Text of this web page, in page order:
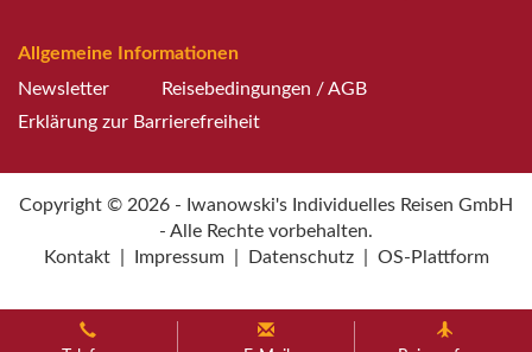
Allgemeine Informationen
Newsletter
Reisebedingungen / AGB
Erklärung zur Barrierefreiheit
Copyright © 2026 - Iwanowski's Individuelles Reisen GmbH
- Alle Rechte vorbehalten.
Kontakt
Impressum Datenschutz OS-Plattform